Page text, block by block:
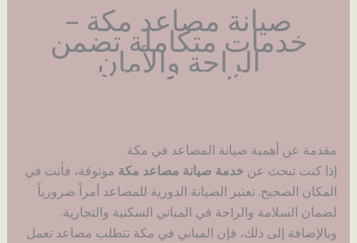
صيانة مصاعد مكة –
خدمات متكاملة تضمن
الراحة والأمان
0570080054
مقدمة عن أهمية صيانة المصاعد في مكة
إذا كنت تبحث عن خدمة صيانة مصاعد مكة موثوقة، فأنت في
المكان الصحيح. تعتبر الصيانة الدورية للمصاعد أمراً ضرورياً
لضمان السلامة والراحة في المباني السكنية والتجارية.
وبالإضافة إلى ذلك، فإن المباني في مكة تتطلب مصاعد تعمل